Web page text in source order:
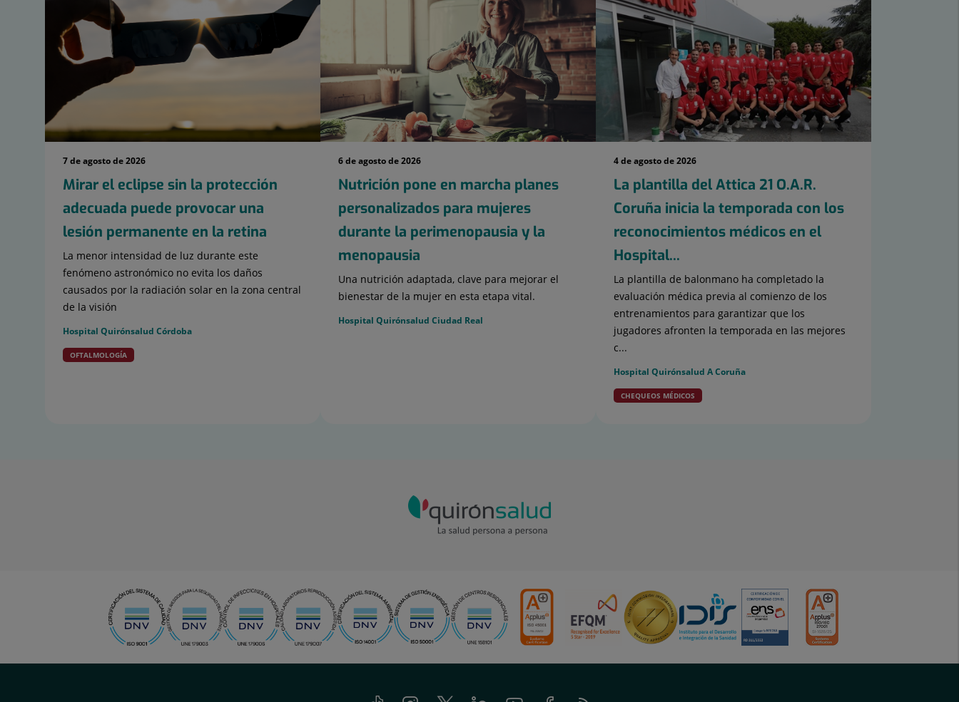
7 de agosto de 2026
Mirar el eclipse sin la protección
adecuada puede provocar una
lesión permanente en la retina
La menor intensidad de luz durante este
fenómeno astronómico no evita los daños
causados por la radiación solar en la zona central
de la visión
Hospital Quirónsalud Córdoba
OFTALMOLOGÍA
6 de agosto de 2026
Nutrición pone en marcha planes
personalizados para mujeres
durante la perimenopausia y la
menopausia
Una nutrición adaptada, clave para mejorar el
bienestar de la mujer en esta etapa vital.
Hospital Quirónsalud Ciudad Real
4 de agosto de 2026
La plantilla del Attica 21 O.A.R.
Coruña inicia la temporada con los
reconocimientos médicos en el
Hospital...
La plantilla de balonmano ha completado la
evaluación médica previa al comienzo de los
entrenamientos para garantizar que los
jugadores afronten la temporada en las mejores
c...
Hospital Quirónsalud A Coruña
CHEQUEOS MÉDICOS